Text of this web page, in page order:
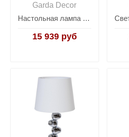
Garda Decor
Настольная лампа золотая 22-86949
15 939 руб